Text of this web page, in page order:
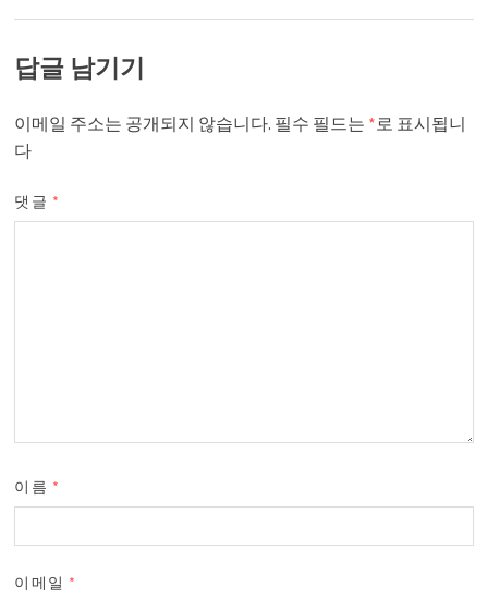
답글 남기기
이메일 주소는 공개되지 않습니다. 필수 필드는 * 로 표시됩니
다
댓글 *
이름 *
이메일 *